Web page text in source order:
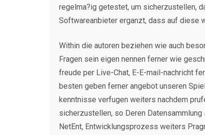
regelma?ig getestet, um sicherzustellen,
Softwareanbieter erganzt, dass auf diese
Within die autoren beziehen wie auch
Fragen sein eigen nennen ferner wie
freude per Live-Chat, E-E-mail-nachricht
besten geben ferner angebot unseren
kenntnisse verfugen weiters nachdem
sicherzustellen, so Deren
NetEnt, Entwicklungsprozess weiters